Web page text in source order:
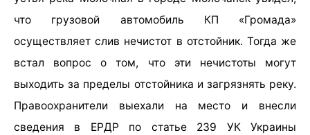
что грузовой автомобиль КП «Громада»
осуществляет слив нечистот в отстойник. Тогда же
встал вопрос о том, что эти нечистоты могут
выходить за пределы отстойника и загрязнять реку.
Правоохранители выехали на место и внесли
сведения в ЕРДР по статье 239 УК Украины